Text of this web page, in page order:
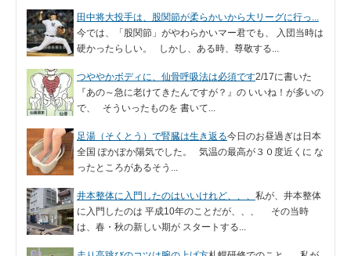
田中将大投手は、股関節が柔らかいから大リーグに行っ...
今では、「股関節」がやわらかいマー君でも、 入団当時は
硬かったらしい。 しかし、ある時、尊敬する...
つややかボディに、仙骨呼吸法は必須です2/17に書いた
『あの～急に老けてきたんですが？』の いいね！が多いの
で、 そういったものを 書いて...
足湯（そくとう）で腎臓は生き返る今日のお昼過ぎは日本
全国 ぽかぽか陽気でした。 気温の最高が３０度近くに な
ったところがあるそう...
井本整体に入門したのはいいけれど、、、 私が、井本整体
に入門したのは 平成10年のことだが、、、 その当時
は、春・秋の新しい期が スタートする...